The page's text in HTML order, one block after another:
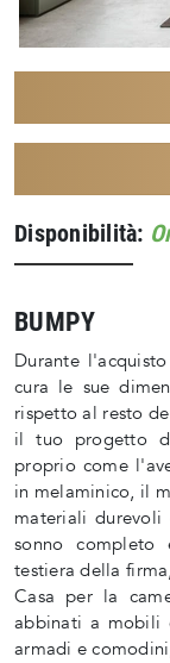
Disponibilità:
BUMPY
Durante
cura le sue
rispetto al resto
il tuo progetto
proprio come
in melaminico, il
materiali durevoli
sonno
testiera della
Casa per la
abbinati a mobili
armadi e